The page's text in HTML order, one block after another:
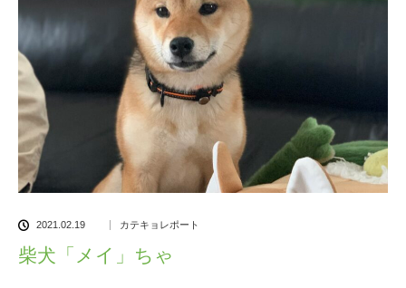
2021.02.19 カテキョレポート
柴犬「メイ」ちゃ